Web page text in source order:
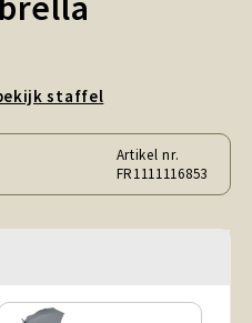
staffel
Artikel nr.
FR1111116853